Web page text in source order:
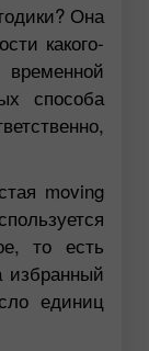
Она
какого-
способа
moving
то есть
единиц